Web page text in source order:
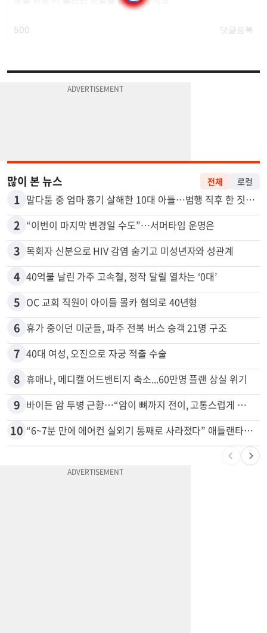
많이 본 뉴스 전체 로컬
1 말다툼 중 엄마 흉기 살해한 10대 아들…범행 직후 한 짓 충격
2 “이번이 마지막 변경일 수도”…서머타임 운명은
3 목회자 신분으로 HIV 감염 숨기고 미성년자와 성관계
4 40억불 날린 가주 고속철, 정작 달릴 열차는 ‘0대’
5 OC 교회 직원이 아이들 몰카 혐의로 40년형
6 휴가 중이던 미군들, 파주 전복 버스 승객 21명 구조
7 40대 여성, 오진으로 자궁 적출 수술
8 휴매나, 메디캘 어드밴티지 축소...60만명 플랜 상실 위기
9 바이든 암 투병 근황…“암이 뼈까지 전이, 고통스럽게 투병 중”
10 “6~7분 만에 에어컨 실외기 통째로 사라졌다” 애틀랜타서 실외기 도난 급증